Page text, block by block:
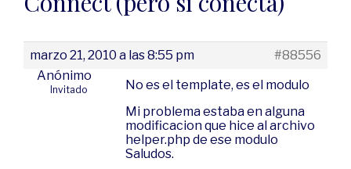
marzo 21, 2010 a las 8:55 pm
#88556
Anónimo
Invitado
No es el template, es el modulo
Mi problema estaba en alguna
modificacion que hice al archivo
helper.php de ese modulo
Saludos.